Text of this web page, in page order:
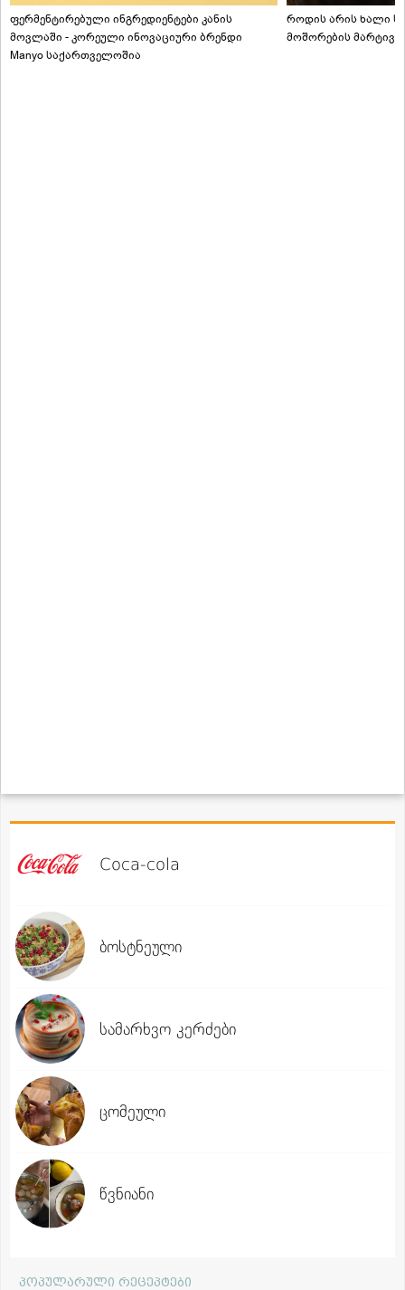
ფერმენტირებული ინგრედიენტები კანის
მოვლაში - კორეული ინოვაციური ბრენდი
Manyo საქართველოშია
როდის არის ხალი
მოშორების
Coca-cola
ბოსტნეული
სამარხვო კერძები
ცომეული
წვნიანი
პოპულარული რეცეპტები